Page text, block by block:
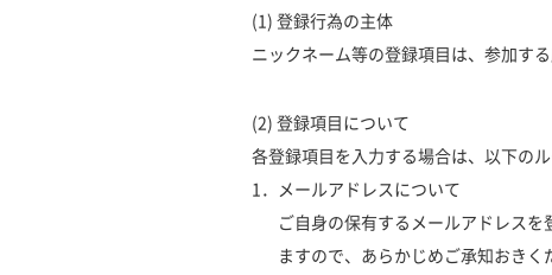
(1) 登録行為の主体
ニックネーム等の登録項目は、参加す
(2) 登録項目について
各登録項目を入力する場合は、以下の
1．メールアドレスについて
ご自身の保有するメールアドレス
ますので、あらかじめご承知おきく